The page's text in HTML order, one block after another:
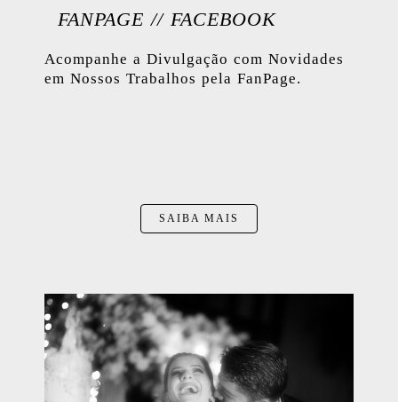
FANPAGE // FACEBOOK
Acompanhe a Divulgação com Novidades
em Nossos Trabalhos pela FanPage.
SAIBA MAIS